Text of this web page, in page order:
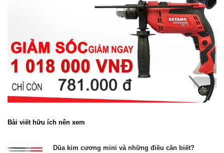
Bài viết hữu ích nên xem
Dũa kim cương mini và những điều cần biết?